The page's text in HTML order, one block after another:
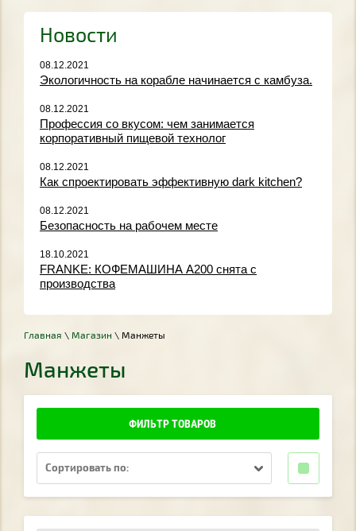
Новости
08.12.2021
Экологичность на корабле начинается с камбуза.
08.12.2021
Профессия со вкусом: чем занимается
корпоративный пищевой технолог
08.12.2021
Как спроектировать эффективную dark kitchen?
08.12.2021
Безопасность на рабочем месте
18.10.2021
FRANKE: КОФЕМАШИНА A200 снята с
производства
Главная \ Магазин \ Манжеты
Манжеты
ФИЛЬТР ТОВАРОВ
Сортировать по: